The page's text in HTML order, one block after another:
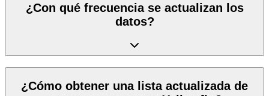
¿Con qué frecuencia se actualizan los
datos?
¿Cómo obtener una lista actualizada de